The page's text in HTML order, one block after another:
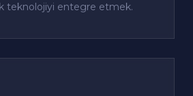
teknolojiyi entegre etmek.